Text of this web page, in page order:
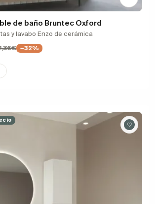
de baño Bruntec Oxford
y lavabo Enzo de cerámica
−32%